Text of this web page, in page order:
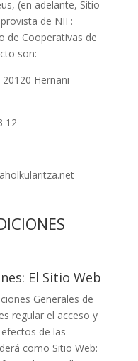
, (en adelante, Sitio
de NIF:
de Cooperativas de
son:
Hernani
12
El Sitio Web
Generales de
regular el acceso y
de las
como Sitio Web: